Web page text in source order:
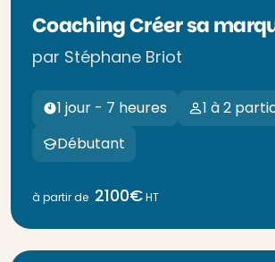
Coaching Créer sa
par Stéphane Briot
1 jour - 7 heures
1 à 2
Débutant
à partir de 2100€HT